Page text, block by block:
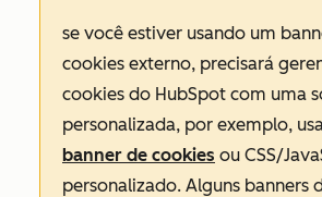
se você estiver usando um
cookies externo, precisará
cookies do HubSpot com uma
personalizada, por exemplo,
banner de cookies ou CSS/
personalizado. Alguns banners